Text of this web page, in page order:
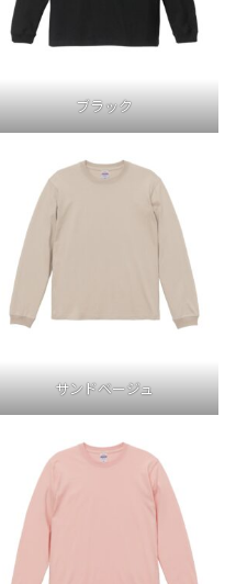
ブラック
サンドベージュ